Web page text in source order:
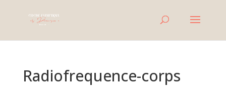
Radiofrequence-corps